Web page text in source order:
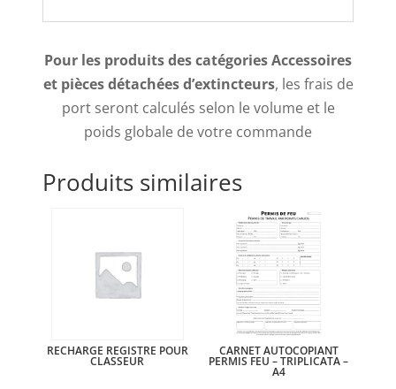
Pour les produits des catégories Accessoires
et pièces détachées d’extincteurs, les frais de
port seront calculés selon le volume et le
poids globale de votre commande
Produits similaires
RECHARGE REGISTRE POUR
CLASSEUR
CARNET AUTOCOPIANT
PERMIS FEU – TRIPLICATA –
A4